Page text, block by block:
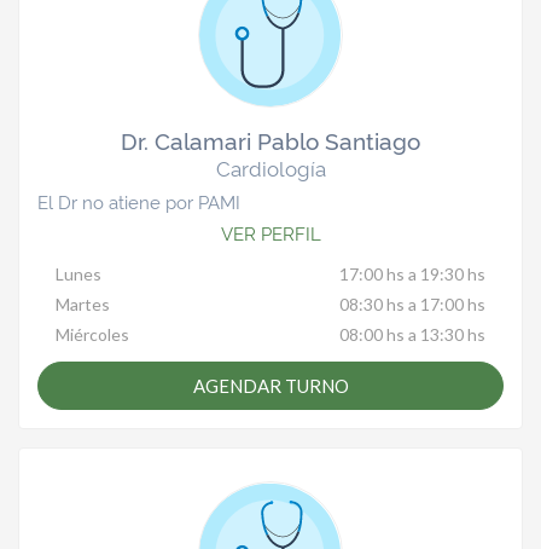
Dr. Calamari Pablo Santiago
Cardiología
El Dr no atiene por PAMI
VER PERFIL
Lunes
17:00 hs a 19:30 hs
Martes
08:30 hs a 17:00 hs
Miércoles
08:00 hs a 13:30 hs
AGENDAR TURNO